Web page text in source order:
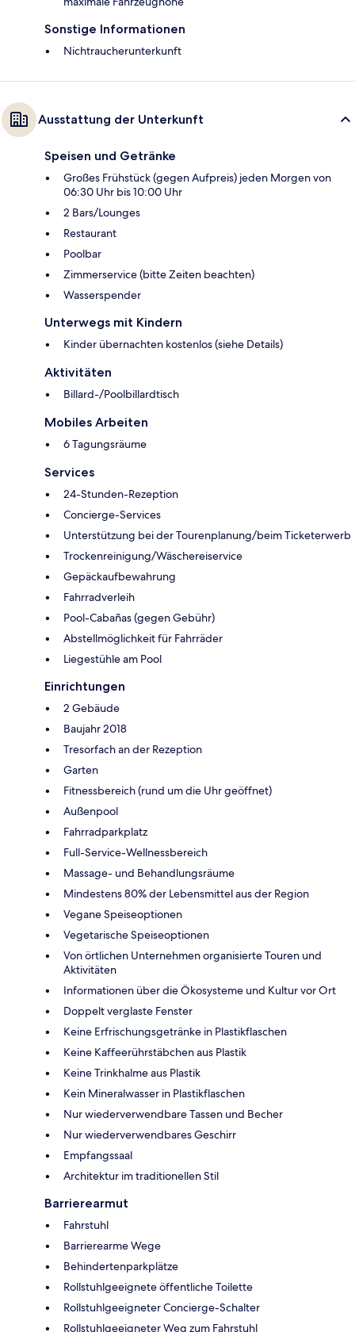
Sonstige Informationen
Nichtraucherunterkunft
Ausstattung der Unterkunft
Speisen und Getränke
Großes Frühstück (gegen Aufpreis) jeden Morgen von
06:30 Uhr bis 10:00 Uhr
2 Bars/Lounges
Restaurant
Poolbar
Zimmerservice (bitte Zeiten beachten)
Wasserspender
Unterwegs mit Kindern
Kinder übernachten kostenlos (siehe Details)
Aktivitäten
Billard-/Poolbillardtisch
Mobiles Arbeiten
6 Tagungsräume
Services
24-Stunden-Rezeption
Concierge-Services
Unterstützung bei der Tourenplanung/beim Ticketerwerb
Trockenreinigung/Wäschereiservice
Gepäckaufbewahrung
Fahrradverleih
Pool-Cabañas (gegen Gebühr)
Abstellmöglichkeit für Fahrräder
Liegestühle am Pool
Einrichtungen
2 Gebäude
Baujahr 2018
Tresorfach an der Rezeption
Garten
Fitnessbereich (rund um die Uhr geöffnet)
Außenpool
Fahrradparkplatz
Full-Service-Wellnessbereich
Massage- und Behandlungsräume
Mindestens 80% der Lebensmittel aus der Region
Vegane Speiseoptionen
Vegetarische Speiseoptionen
Von örtlichen Unternehmen organisierte Touren und
Aktivitäten
Informationen über die Ökosysteme und Kultur vor Ort
Doppelt verglaste Fenster
Keine Erfrischungsgetränke in Plastikflaschen
Keine Kaffeerührstäbchen aus Plastik
Keine Trinkhalme aus Plastik
Kein Mineralwasser in Plastikflaschen
Nur wiederverwendbare Tassen und Becher
Nur wiederverwendbares Geschirr
Empfangssaal
Architektur im traditionellen Stil
Barrierearmut
Fahrstuhl
Barrierearme Wege
Behindertenparkplätze
Rollstuhlgeeignete öffentliche Toilette
Rollstuhlgeeigneter Concierge-Schalter
Rollstuhlgeeigneter Weg zum Fahrstuhl